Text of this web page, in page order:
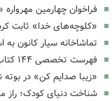
فراخوان چهارمین
«کلوچه‌های خدا» ثابت
تماشاخانه سیار کانون
فهرست تخصصی ۱۴۴ کتاب عاشورایی برای کودکان و نوجوانان منتشر شد
«زیبا صدایم کن» در بوته
شناخت دنیای کودک؛ راز